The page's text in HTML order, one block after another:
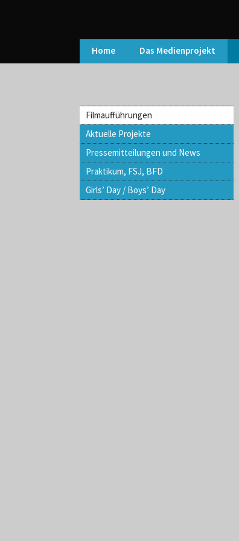
Home Das Medienprojekt
Filmaufführungen
Aktuelle Projekte
Pressemitteilungen und News
Praktikum, FSJ, BFD
Girls’ Day / Boys’ Day